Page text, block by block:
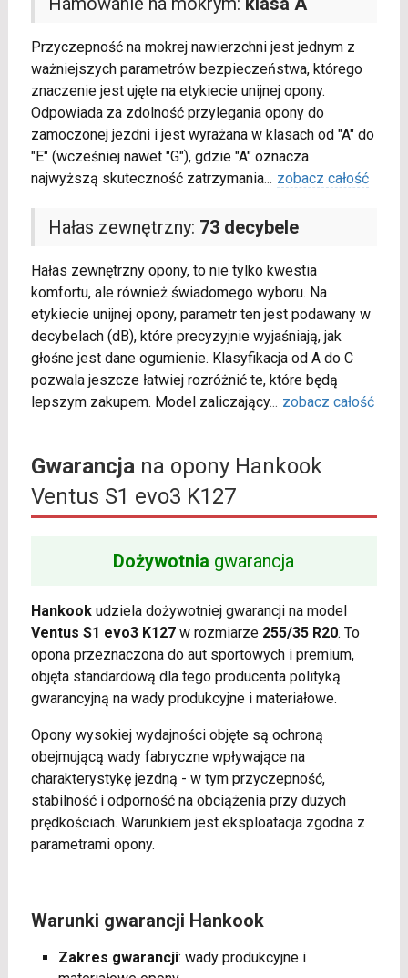
Przyczepność na mokrej nawierzchni jest jednym z
ważniejszych parametrów bezpieczeństwa, którego
znaczenie jest ujęte na etykiecie unijnej opony.
Odpowiada za zdolność przylegania opony do
zamoczonej jezdni i jest wyrażana w klasach od "A" do
"E" (wcześniej nawet "G"), gdzie "A" oznacza
najwyższą skuteczność zatrzymania... zobacz całość
Hałas zewnętrzny: 73 decybele
Hałas zewnętrzny opony, to nie tylko kwestia
komfortu, ale również świadomego wyboru. Na
etykiecie unijnej opony, parametr ten jest podawany w
decybelach (dB), które precyzyjnie wyjaśniają, jak
głośne jest dane ogumienie. Klasyfikacja od A do C
pozwala jeszcze łatwiej rozróżnić te, które będą
lepszym zakupem. Model zaliczający... zobacz całość
Gwarancjana opony Hankook
Ventus S1 evo3 K127
Dożywotnia gwarancja
Hankookudziela dożywotniej gwarancji na model
Ventus S1 evo3 K127w rozmiarze 255/35 R20. To
opona przeznaczona do aut sportowych i premium,
objęta standardową dla tego producenta polityką
gwarancyjną na wady produkcyjne i materiałowe.
Opony wysokiej wydajności objęte są ochroną
obejmującą wady fabryczne wpływające na
charakterystykę jezdną - w tym przyczepność,
stabilność i odporność na obciążenia przy dużych
prędkościach. Warunkiem jest eksploatacja zgodna z
parametrami opony.
Warunki gwarancji Hankook
Zakres gwarancji: wady produkcyjne i